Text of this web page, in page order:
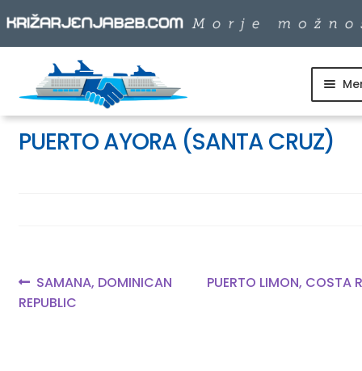
Skip
to
navigation
Skip
to
content
SKUPINSKI ODHODI
PUERTO AYORA (SANTA CRUZ)
Navigacija
prispevka
Previous
post:
SAMANA, DOMINICAN
REPUBLIC
Next
PUERTO LIMON, COSTA